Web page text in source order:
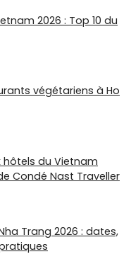
2026 : Top 10 du
végétariens à Ho
hôtels du Vietnam
Condé Nast Traveller
Trang 2026 : dates,